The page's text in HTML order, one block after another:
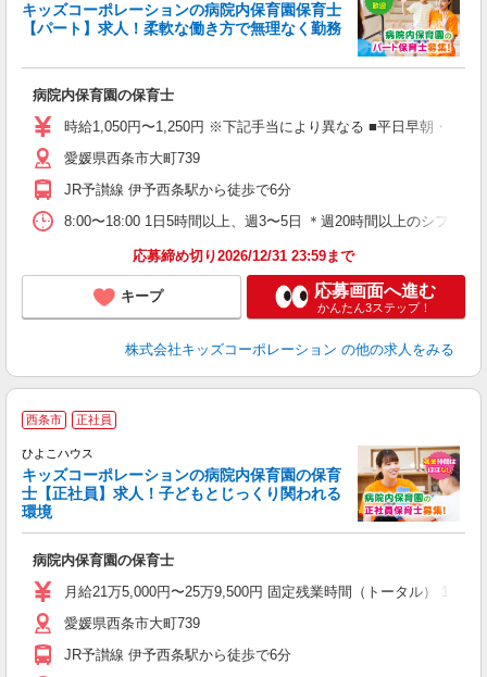
キッズコーポレーションの病院内保育園保育士
【パート】求人！柔軟な働き方で無理なく勤務
病院内保育園の保育士
時給1,050円〜1,250円 ※下記手当により異なる ■平日早朝・夕
愛媛県西条市大町739
JR予讃線 伊予西条駅から徒歩で6分
8:00〜18:00 1日5時間以上、週3〜5日 ＊週20時間以上のシフト
応募締め切り2026/12/31 23:59まで
キープ 応募画面へ進む
かんたん3ステップ！
株式会社キッズコーポレーション の他の求人をみる
西条市 正社員
ひよこハウス
キッズコーポレーションの病院内保育園の保育
士【正社員】求人！子どもとじっくり関われる
環境
病院内保育園の保育士
月給21万5,000円〜25万9,500円 固定残業時間（トータル）
愛媛県西条市大町739
JR予讃線 伊予西条駅から徒歩で6分